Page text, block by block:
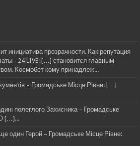
инициатива прозрачности. Как репутация
- 24 LIVE: […] становится главным
Космобет кому принадлеж...
– Громадське Місце Рівне: […]
полеглого Захисника – Громадське
[…]...
один Герой – Громадське Місце Рівне: